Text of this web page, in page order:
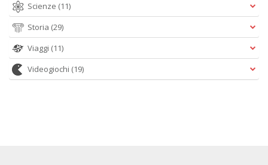
Scienze (11)
Storia (29)
Viaggi (11)
Videogiochi (19)